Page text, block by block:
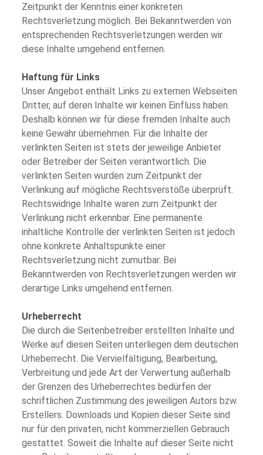
Zeitpunkt der Kenntnis einer konkreten
Rechtsverletzung möglich. Bei Bekanntwerden von
entsprechenden Rechtsverletzungen werden wir
diese Inhalte umgehend entfernen.
Haftung für Links
Unser Angebot enthält Links zu externen Webseiten
Dritter, auf deren Inhalte wir keinen Einfluss haben.
Deshalb können wir für diese fremden Inhalte auch
keine Gewähr übernehmen. Für die Inhalte der
verlinkten Seiten ist stets der jeweilige Anbieter
oder Betreiber der Seiten verantwortlich. Die
verlinkten Seiten wurden zum Zeitpunkt der
Verlinkung auf mögliche Rechtsverstöße überprüft.
Rechtswidrige Inhalte waren zum Zeitpunkt der
Verlinkung nicht erkennbar. Eine permanente
inhaltliche Kontrolle der verlinkten Seiten ist jedoch
ohne konkrete Anhaltspunkte einer
Rechtsverletzung nicht zumutbar. Bei
Bekanntwerden von Rechtsverletzungen werden wir
derartige Links umgehend entfernen.
Urheberrecht
Die durch die Seitenbetreiber erstellten Inhalte und
Werke auf diesen Seiten unterliegen dem deutschen
Urheberrecht. Die Vervielfältigung, Bearbeitung,
Verbreitung und jede Art der Verwertung außerhalb
der Grenzen des Urheberrechtes bedürfen der
schriftlichen Zustimmung des jeweiligen Autors bzw.
Erstellers. Downloads und Kopien dieser Seite sind
nur für den privaten, nicht kommerziellen Gebrauch
gestattet. Soweit die Inhalte auf dieser Seite nicht